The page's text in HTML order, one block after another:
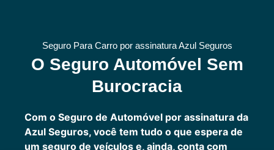
Seguro Para Carro por assinatura Azul Seguros
O Seguro Automóvel Sem
Burocracia
Com o Seguro de Automóvel por assinatura da
Azul Seguros, você tem tudo o que espera de
um seguro de veículos e, ainda, conta com